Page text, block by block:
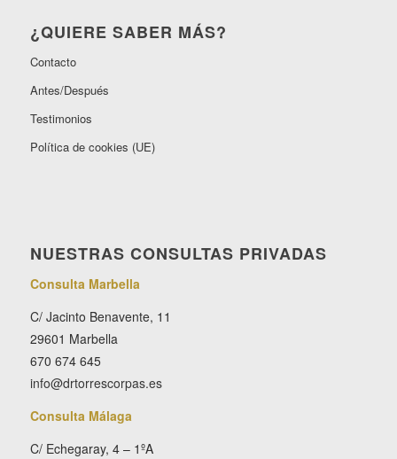
¿QUIERE SABER MÁS?
Contacto
Antes/Después
Testimonios
Política de cookies (UE)
NUESTRAS CONSULTAS PRIVADAS
Consulta Marbella
C/ Jacinto Benavente, 11
29601 Marbella
670 674 645
info@drtorrescorpas.es
Consulta Málaga
C/ Echegaray, 4 – 1ºA